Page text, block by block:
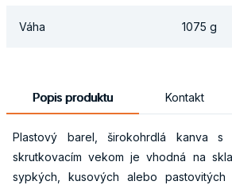
Váha 1075 g
Popis produktu Kontakt
Plastový barel, širokohrdlá kanva
skrutkovacím vekom je vhodná na
sypkých, kusových alebo pastovitých